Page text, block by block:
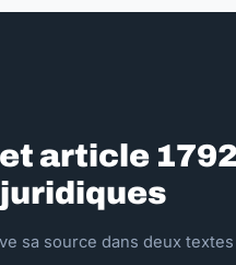
article
sa source dans deux